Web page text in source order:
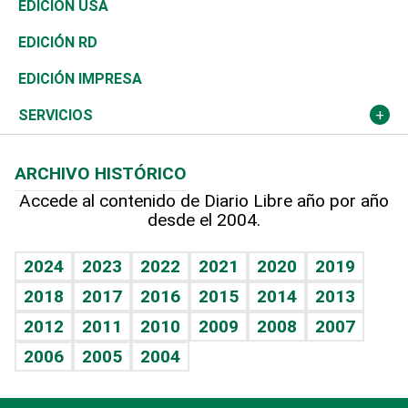
Ocenanía
Caribe
Resto del mundo
Telecom.
Global y variable
Economía personal
Sociales
Novedades
Podcast Arte Libre
Hablando con el pediatra
Vida y familia
Eñe
Celebrando la vida
Sin complejos
En pocas palabras
Tenis
Olimpismo
Más deportes
Línea de hit
TBT Deportivo
En Directo
El Espía
Noticiero Poteleche
Columnistas
Más firmas
Tecnología
Historia
Martes de tecnología
Cambio climático
Economía
Revista
Deportes
Opinión
Hecho en casa
Guía del dinero
EDICIÓN USA
EDICIÓN RD
EDICIÓN IMPRESA
SERVICIOS
Cumpleaños
Horóscopos
Juegos
ARCHIVO HISTÓRICO
Accede al contenido de Diario Libre año por año
desde el 2004.
2024 2023 2022 2021 2020
2019
2018
2017 2016 2015 2014
2013
2012
2011 2010 2009 2008
2007
2006
2005 2004